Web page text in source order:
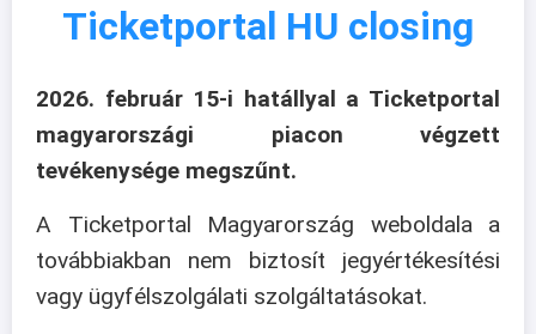
Ticketportal HU closing
2026. február 15-i hatállyal a Ticketportal
magyarországi piacon végzett
tevékenysége megszűnt.
A Ticketportal Magyarország weboldala a
továbbiakban nem biztosít jegyértékesítési
vagy ügyfélszolgálati szolgáltatásokat.